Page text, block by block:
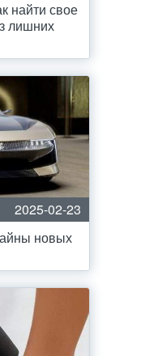
найти свое
лишних
2025-02-23
новых